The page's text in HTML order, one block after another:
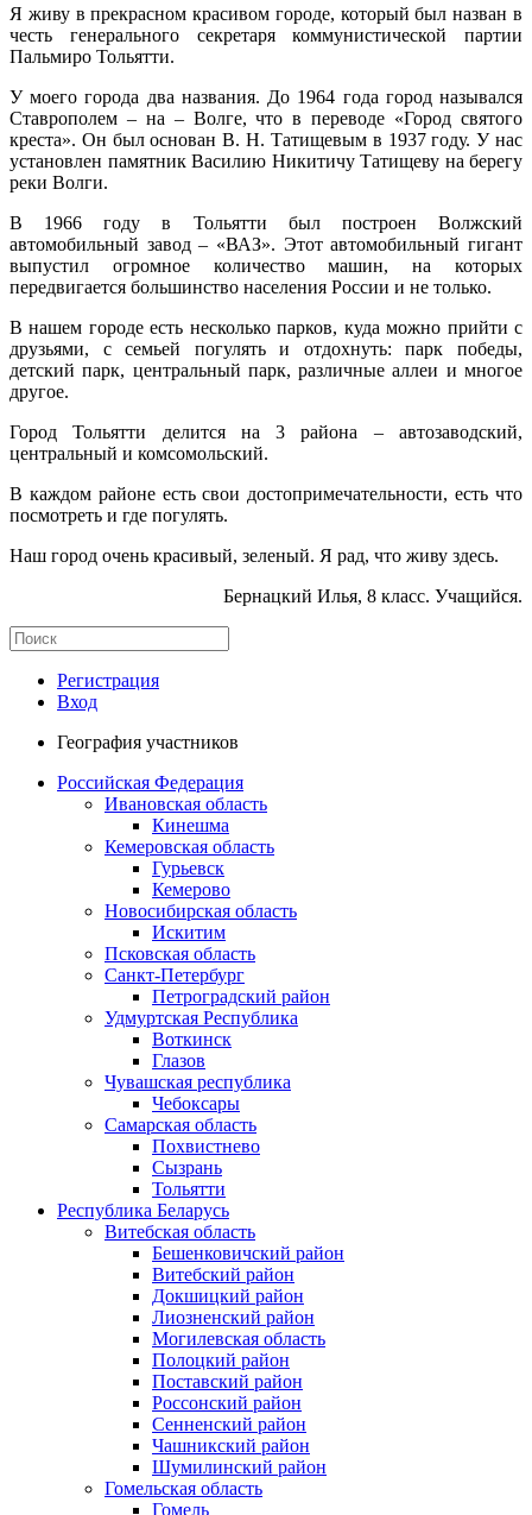
Я живу в прекрасном красивом городе, который был назван в
честь генерального секретаря коммунистической партии
Пальмиро Тольятти.
У моего города два названия. До 1964 года город назывался
Ставрополем – на – Волге, что в переводе «Город святого
креста». Он был основан В. Н. Татищевым в 1937 году. У нас
установлен памятник Василию Никитичу Татищеву на берегу
реки Волги.
В 1966 году в Тольятти был построен Волжский
автомобильный завод – «ВАЗ». Этот автомобильный гигант
выпустил огромное количество машин, на которых
передвигается большинство населения России и не только.
В нашем городе есть несколько парков, куда можно прийти с
друзьями, с семьей погулять и отдохнуть: парк победы,
детский парк, центральный парк, различные аллеи и многое
другое.
Город Тольятти делится на 3 района – автозаводский,
центральный и комсомольский.
В каждом районе есть свои достопримечательности, есть что
посмотреть и где погулять.
Наш город очень красивый, зеленый. Я рад, что живу здесь.
Бернацкий Илья, 8 класс. Учащийся.
Регистрация
Вход
География участников
Российская Федерация
Ивановская область
Кинешма
Кемеровская область
Гурьевск
Кемерово
Новосибирская область
Искитим
Псковская область
Санкт-Петербург
Петроградский район
Удмуртская Республика
Воткинск
Глазов
Чувашская республика
Чебоксары
Самарская область
Похвистнево
Сызрань
Тольятти
Республика Беларусь
Витебская область
Бешенковичский район
Витебский район
Докшицкий район
Лиозненский район
Могилевская область
Полоцкий район
Поставский район
Россонский район
Сенненский район
Чашникский район
Шумилинский район
Гомельская область
Гомель